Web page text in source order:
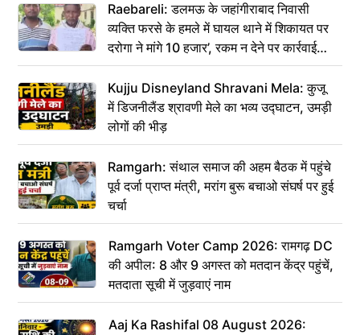
Raebareli: डलमऊ के जहांगीराबाद निवासी
व्यक्ति फरसे के हमले में घायल थाने में शिकायत पर
दरोगा ने मांगे 10 हजार’, रकम न देने पर कार्रवाई
ठंडी!
Kujju Disneyland Shravani Mela: कुजू
में डिजनीलैंड श्रावणी मेले का भव्य उद्घाटन, उमड़ी
लोगों की भीड़
Ramgarh: संथाल समाज की अहम बैठक में पहुंचे
पूर्व दर्जा प्राप्त मंत्री, मरांग बुरू बचाओ संघर्ष पर हुई
चर्चा
Ramgarh Voter Camp 2026: रामगढ़ DC
की अपील: 8 और 9 अगस्त को मतदान केंद्र पहुंचें,
मतदाता सूची में जुड़वाएं नाम
Aaj Ka Rashifal 08 August 2026: